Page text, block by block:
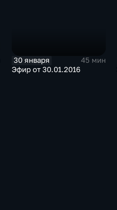
30 января
45 мин
Эфир от 30.01.2016